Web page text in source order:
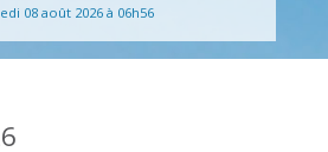
08 août 2026 à 06h56